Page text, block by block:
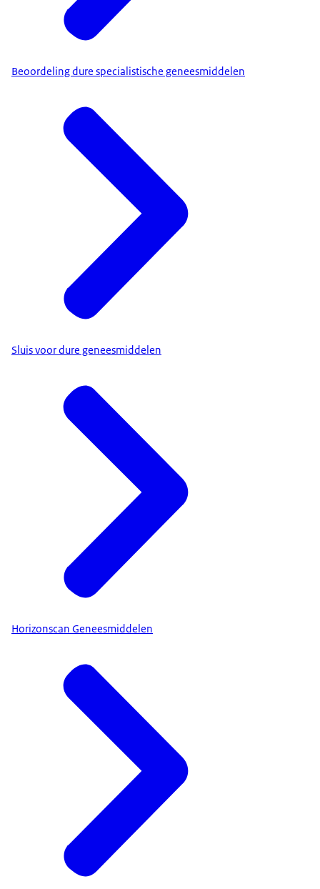
Beoordeling dure specialistische geneesmiddelen
Sluis voor dure geneesmiddelen
Horizonscan Geneesmiddelen